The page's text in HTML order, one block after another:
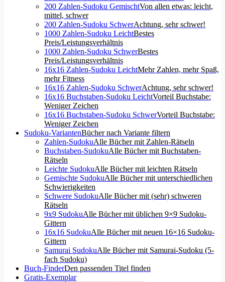
200 Zahlen-Sudoku GemischtVon allen etwas: leicht,
mittel, schwer
200 Zahlen-Sudoku SchwerAchtung, sehr schwer!
1000 Zahlen-Sudoku LeichtBestes
Preis/Leistungsverhältnis
1000 Zahlen-Sudoku SchwerBestes
Preis/Leistungsverhältnis
16x16 Zahlen-Sudoku LeichtMehr Zahlen, mehr Spaß,
mehr Fitness
16x16 Zahlen-Sudoku SchwerAchtung, sehr schwer!
16x16 Buchstaben-Sudoku LeichtVorteil Buchstabe:
Weniger Zeichen
16x16 Buchstaben-Sudoku SchwerVorteil Buchstabe:
Weniger Zeichen
Sudoku-VariantenBücher nach Variante filtern
Zahlen-SudokuAlle Bücher mit Zahlen-Rätseln
Buchstaben-SudokuAlle Bücher mit Buchstaben-
Rätseln
Leichte SudokuAlle Bücher mit leichten Rätseln
Gemischte SudokuAlle Bücher mit unterschiedlichen
Schwierigkeiten
Schwere SudokuAlle Bücher mit (sehr) schweren
Rätseln
9x9 SudokuAlle Bücher mit üblichen 9×9 Sudoku-
Gittern
16x16 SudokuAlle Bücher mit neuen 16×16 Sudoku-
Gittern
Samurai SudokuAlle Bücher mit Samurai-Sudoku (5-
fach Sudoku)
Buch-FinderDen passenden Titel finden
Gratis-Exemplar